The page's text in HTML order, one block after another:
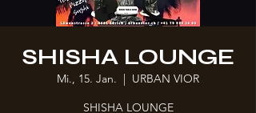
SHISHA LOUNGE
Mi., 15. Jan.
  |
URBAN VIOR
SHISHA LOUNGE